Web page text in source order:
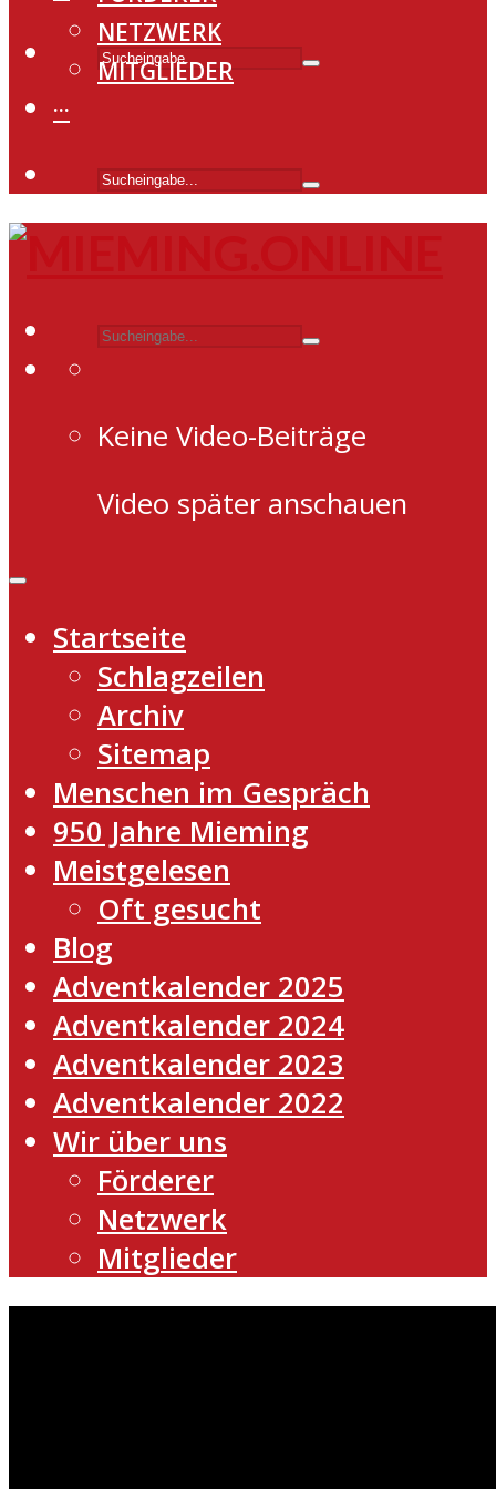
NETZWERK
MITGLIEDER
···
Keine Video-Beiträge
Video später anschauen
Startseite
Schlagzeilen
Archiv
Sitemap
Menschen im Gespräch
950 Jahre Mieming
Meistgelesen
Oft gesucht
Blog
Adventkalender 2025
Adventkalender 2024
Adventkalender 2023
Adventkalender 2022
Wir über uns
Förderer
Netzwerk
Mitglieder